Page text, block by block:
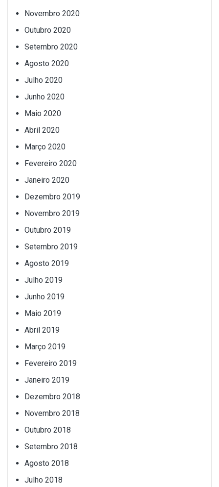
Novembro 2020
Outubro 2020
Setembro 2020
Agosto 2020
Julho 2020
Junho 2020
Maio 2020
Abril 2020
Março 2020
Fevereiro 2020
Janeiro 2020
Dezembro 2019
Novembro 2019
Outubro 2019
Setembro 2019
Agosto 2019
Julho 2019
Junho 2019
Maio 2019
Abril 2019
Março 2019
Fevereiro 2019
Janeiro 2019
Dezembro 2018
Novembro 2018
Outubro 2018
Setembro 2018
Agosto 2018
Julho 2018